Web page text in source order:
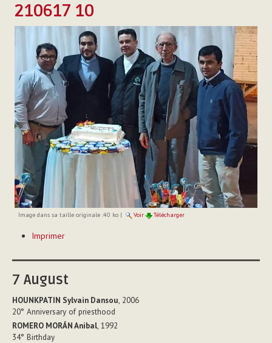
MISSION
MULTIMÉDIA
P. AUGUSTE ETCHÉCOPAR
210617 10
Image dans sa taille originale :40 ko| Voir Télécharger
sur
document
Imprimer
7 August
HOUNKPATIN Sylvain Dansou, 2006
20° Anniversary of priesthood
ROMERO MORÁN Anibal, 1992
34° Birthday